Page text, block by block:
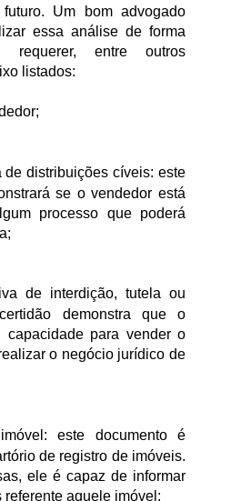
Um bom advogado
essa análise de forma
entre outros
listados:
de distribuições cíveis: este
se o vendedor está
processo que poderá
de interdição, tutela ou
demonstra que o
capacidade para vender o
o negócio jurídico de
este documento é
de registro de imóveis.
ele é capaz de informar
aquele imóvel;